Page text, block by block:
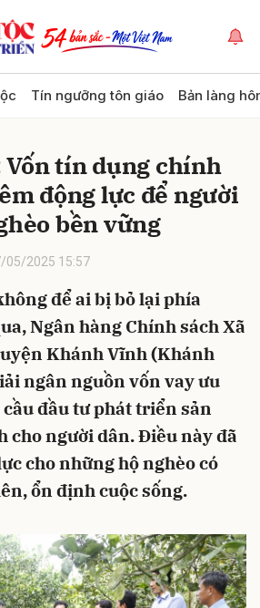
Tín ngưỡng tôn giáo Bản làng
Vốn tín dụng chính
động lực để người
bền vững
05/2025 15:57
để ai bị bỏ lại phía
Ngân hàng Chính sách Xã
Khánh Vĩnh (Khánh
ngân nguồn vốn vay ưu
đầu tư phát triển sản
cho người dân. Điều này đã
cho những hộ nghèo có
ổn định cuộc sống.